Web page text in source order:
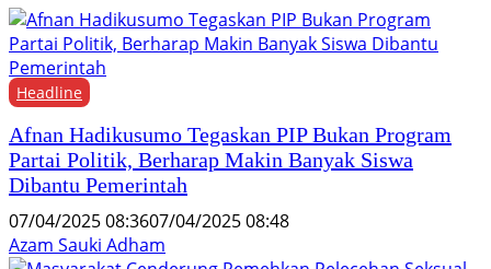
Headline
Afnan Hadikusumo Tegaskan PIP Bukan Program
Partai Politik, Berharap Makin Banyak Siswa
Dibantu Pemerintah
07/04/2025 08:3607/04/2025 08:48
Azam Sauki Adham